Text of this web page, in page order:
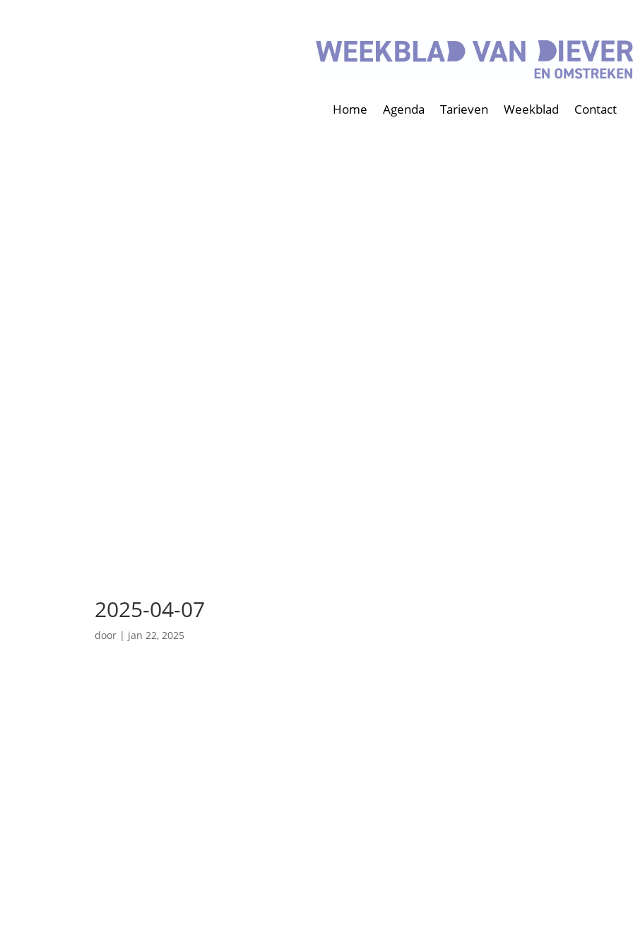
Home Agenda Tarieven Weekblad Contact
2025-04-07
door | jan 22, 2025